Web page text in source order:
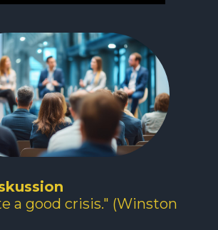
a good crisis." (Winston